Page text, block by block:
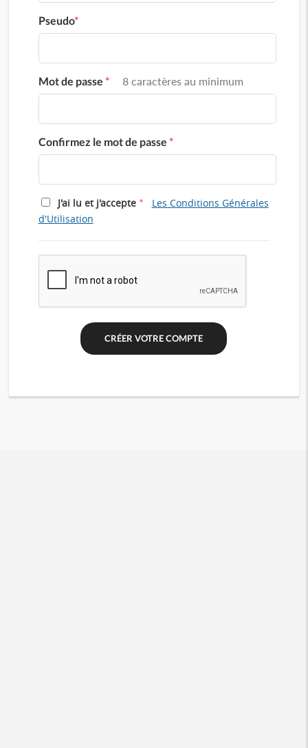
Pseudo*
Mot de passe * 8 caractères au minimum
Confirmez le mot de passe *
J'ai lu et j'accepte *
Les Conditions Générales
d'Utilisation